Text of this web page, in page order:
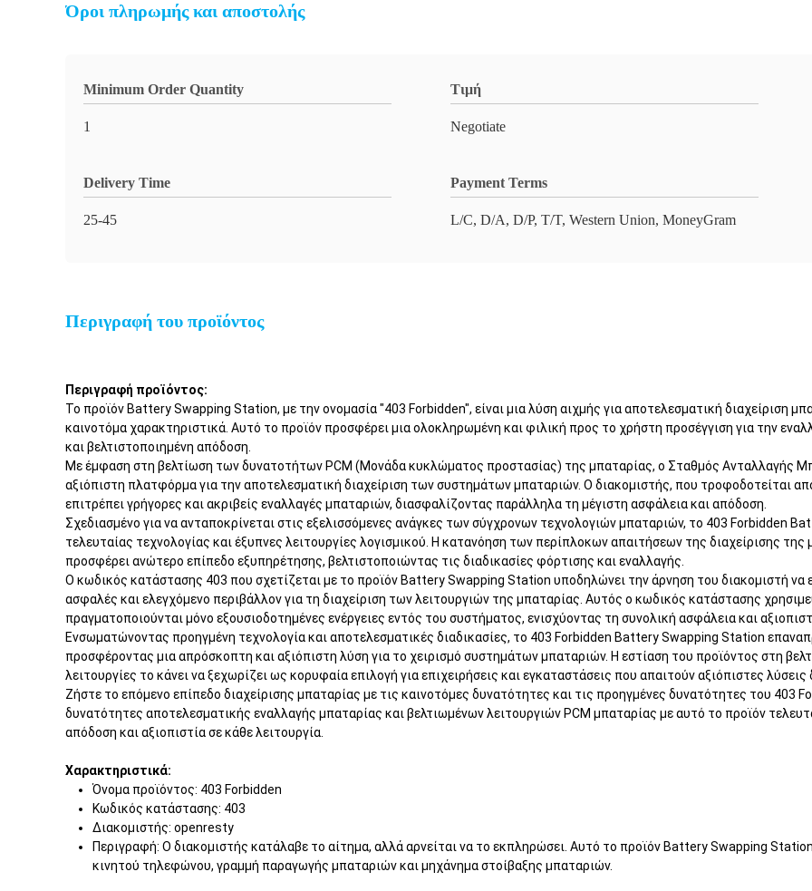
Όροι πληρωμής και αποστολής
Minimum Order Quantity
1
Τιμή
Negotiate
Delivery Time
25-45
Payment Terms
L/C, D/A, D/P, T/T, Western Union, MoneyGram
Περιγραφή του προϊόντος
Περιγραφή προϊόντος:
Το προϊόν Battery Swapping Station, με την ονομασία "403 Forbidden", είναι μια λύση αιχμής για αποτελεσματική διαχείριση
καινοτόμα χαρακτηριστικά. Αυτό το προϊόν προσφέρει μια ολοκληρωμένη και φιλική προς το χρήστη προσέγγιση για την
και βελτιστοποιημένη απόδοση.
Με έμφαση στη βελτίωση των δυνατοτήτων PCM (Μονάδα κυκλώματος προστασίας) της μπαταρίας, ο Σταθμός Ανταλλαγής
αξιόπιστη πλατφόρμα για την αποτελεσματική διαχείριση των συστημάτων μπαταριών. Ο διακομιστής, που τροφοδοτείται
επιτρέπει γρήγορες και ακριβείς εναλλαγές μπαταριών, διασφαλίζοντας παράλληλα τη μέγιστη ασφάλεια και απόδοση.
Σχεδιασμένο για να ανταποκρίνεται στις εξελισσόμενες ανάγκες των σύγχρονων τεχνολογιών μπαταριών, το 403 Forbidden
τελευταίας τεχνολογίας και έξυπνες λειτουργίες λογισμικού. Η κατανόηση των περίπλοκων απαιτήσεων της διαχείρισης
προσφέρει ανώτερο επίπεδο εξυπηρέτησης, βελτιστοποιώντας τις διαδικασίες φόρτισης και εναλλαγής.
Ο κωδικός κατάστασης 403 που σχετίζεται με το προϊόν Battery Swapping Station υποδηλώνει την άρνηση του διακομιστή να
ασφαλές και ελεγχόμενο περιβάλλον για τη διαχείριση των λειτουργιών της μπαταρίας. Αυτός ο κωδικός κατάστασης
πραγματοποιούνται μόνο εξουσιοδοτημένες ενέργειες εντός του συστήματος, ενισχύοντας τη συνολική ασφάλεια και
Ενσωματώνοντας προηγμένη τεχνολογία και αποτελεσματικές διαδικασίες, το 403 Forbidden Battery Swapping Station
προσφέροντας μια απρόσκοπτη και αξιόπιστη λύση για το χειρισμό συστημάτων μπαταριών. Η εστίαση του προϊόντος στη
λειτουργίες το κάνει να ξεχωρίζει ως κορυφαία επιλογή για επιχειρήσεις και εγκαταστάσεις που απαιτούν αξιόπιστες λύσεις
Ζήστε το επόμενο επίπεδο διαχείρισης μπαταρίας με τις καινοτόμες δυνατότητες και τις προηγμένες δυνατότητες του
δυνατότητες αποτελεσματικής εναλλαγής μπαταρίας και βελτιωμένων λειτουργιών PCM μπαταρίας με αυτό το προϊόν
απόδοση και αξιοπιστία σε κάθε λειτουργία.
Χαρακτηριστικά:
Όνομα προϊόντος: 403 Forbidden
Κωδικός κατάστασης: 403
Διακομιστής: openresty
Περιγραφή: Ο διακομιστής κατάλαβε το αίτημα, αλλά αρνείται να το εκπληρώσει. Αυτό το προϊόν Battery Swapping
κινητού τηλεφώνου, γραμμή παραγωγής μπαταριών και μηχάνημα στοίβαξης μπαταριών.